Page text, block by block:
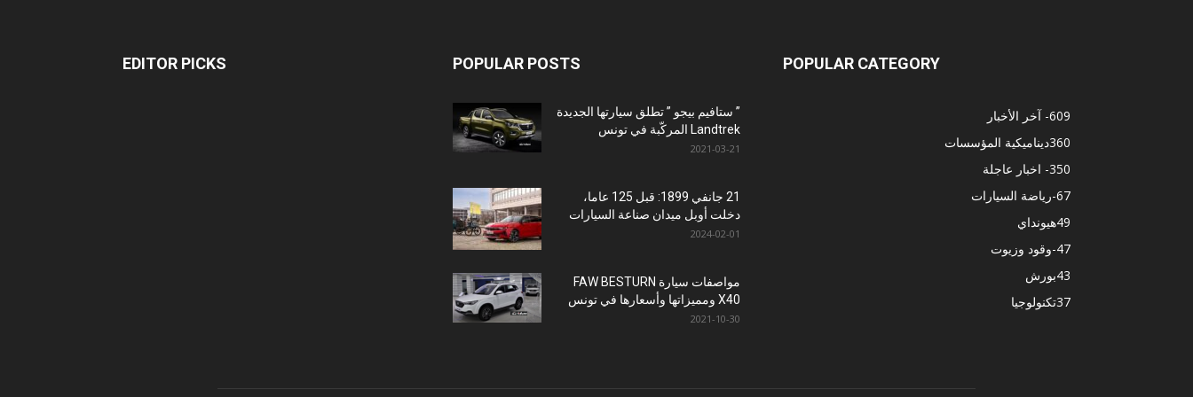
EDITOR PICKS POPULAR POSTS
” ستافيم بيجو ” تطلق سيارتها الجديدة
Landtrek المركّبة في تونس
2021-03-21
21 جانفي 1899: قبل 125 عاما،
دخلت أوبل ميدان صناعة السيارات
2024-02-01
مواصفات سيارة FAW BESTURN
X40 ومميزاتها وأسعارها في تونس
2021-10-30
POPULAR CATEGORY
- آخر الأخبار609
ديناميكية المؤسسات360
- اخبار عاجلة350
-رياضة السيارات67
هيونداي49
-وقود وزيوت47
بورش43
تكنولوجيا37